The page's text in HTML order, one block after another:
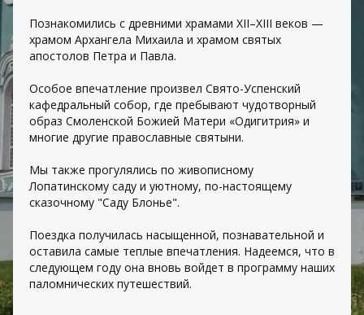
Познакомились с древними храмами XII–XIII веков —
храмом Архангела Михаила и храмом святых
апостолов Петра и Павла.
Особое впечатление произвел Свято-Успенский
кафедральный собор, где пребывают чудотворный
образ Смоленской Божией Матери «Одигитрия» и
многие другие православные святыни.
Мы также прогулялись по живописному
Лопатинскому саду и уютному, по-настоящему
сказочному "Саду Блонье".
Поездка получилась насыщенной, познавательной и
оставила самые теплые впечатления. Надеемся, что в
следующем году она вновь войдет в программу наших
паломнических путешествий.